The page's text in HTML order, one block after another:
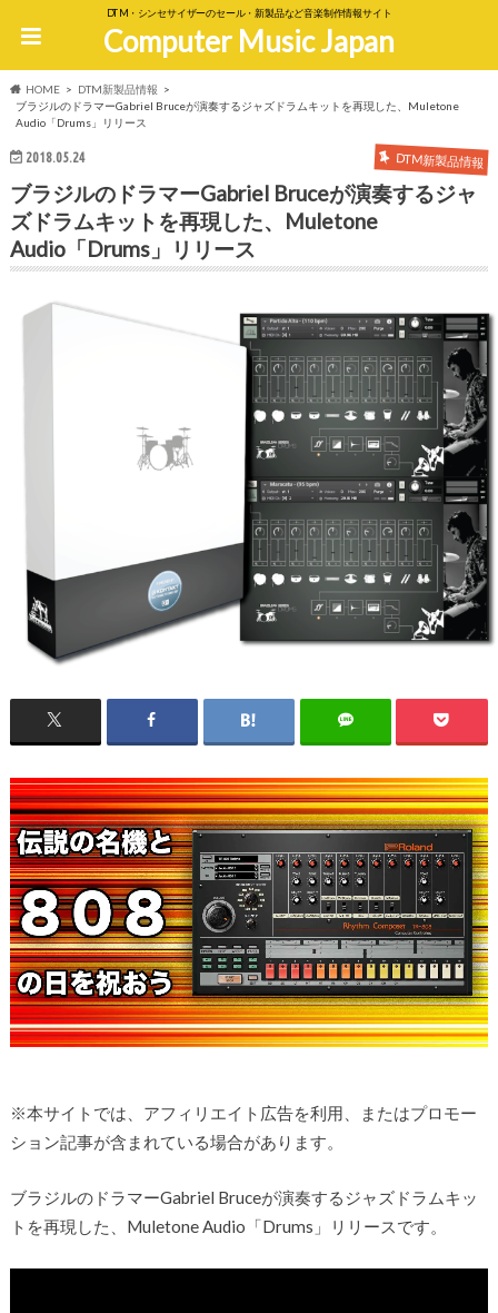
DTM・シンセサイザーのセール・新製品など音楽制作情報サイト
Computer Music Japan
HOME
DTM新製品情報
ブラジルのドラマーGabriel Bruceが演奏するジャズドラムキットを再現した、Muletone
Audio「Drums」リリース
2018.05.24 DTM新製品情報
ブラジルのドラマーGabriel Bruceが演奏するジャ
ズドラムキットを再現した、Muletone
Audio「Drums」リリース
※本サイトでは、アフィリエイト広告を利用、またはプロモー
ション記事が含まれている場合があります。
ブラジルのドラマーGabriel Bruceが演奏するジャズドラムキッ
トを再現した、Muletone Audio「Drums」リリースです。